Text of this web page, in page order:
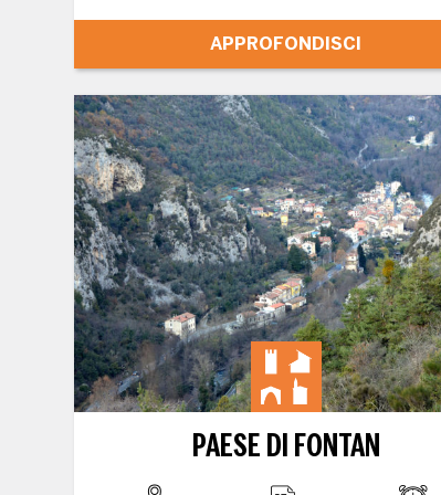
APPROFONDISCI
PAESE DI FONTAN